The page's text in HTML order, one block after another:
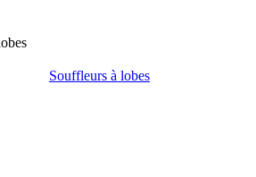
Souffleurs à lobes